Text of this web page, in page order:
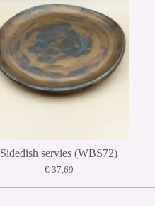
Sidedish servies (WBS72)
€ 37,69